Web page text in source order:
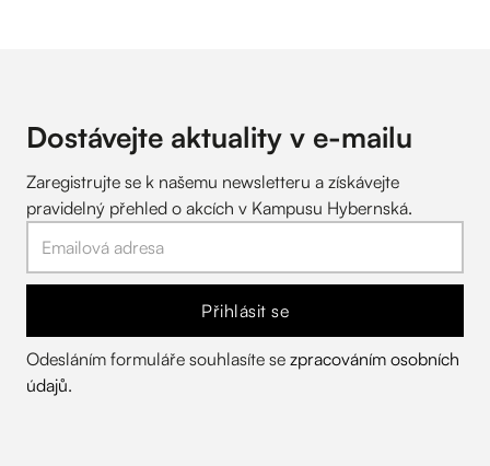
Dostávejte aktuality v e-mailu
Zaregistrujte se k našemu newsletteru a získávejte
pravidelný přehled o akcích v Kampusu Hybernská.
Přihlásit se
Odesláním formuláře souhlasíte se zpracováním osobních
údajů.